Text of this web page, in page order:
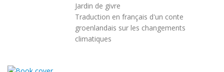
Jardin de givre
Traduction en français d'un conte
groenlandais sur les changements
climatiques